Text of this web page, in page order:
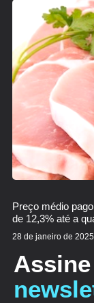
Preço médio
de 12,3% até a
28 de janeiro de 2025